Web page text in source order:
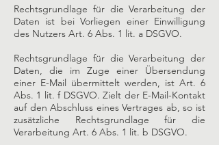
Rechtsgrundlage für die Verarbeitung der
Daten ist bei Vorliegen einer Einwilligung
des Nutzers Art. 6 Abs. 1 lit. a DSGVO.
Rechtsgrundlage für die Verarbeitung der
Daten, die im Zuge einer Übersendung
einer E-Mail übermittelt werden, ist Art. 6
Abs. 1 lit. f DSGVO. Zielt der E-Mail-Kontakt
auf den Abschluss eines Vertrages ab, so ist
zusätzliche Rechtsgrundlage für die
Verarbeitung Art. 6 Abs. 1 lit. b DSGVO.